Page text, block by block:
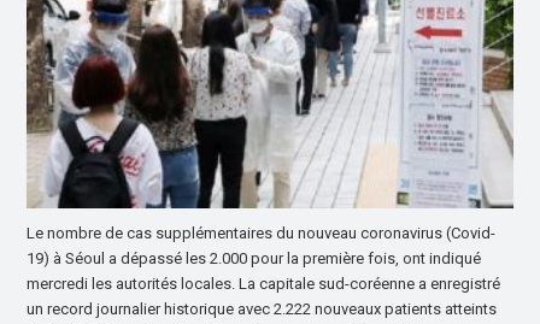
Le nombre de cas supplémentaires du nouveau coronavirus (Covid-
19) à Séoul a dépassé les 2.000 pour la première fois, ont indiqué
mercredi les autorités locales. La capitale sud-coréenne a enregistré
un record journalier historique avec 2.222 nouveaux patients atteints